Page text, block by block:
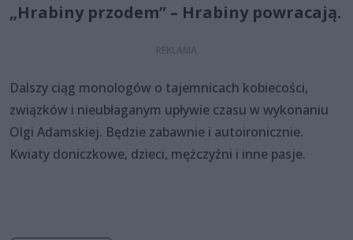
„Hrabiny przodem” – Hrabiny powracają.
Dalszy ciąg monologów o tajemnicach kobiecości,
związków i nieubłaganym upływie czasu w wykonaniu
Olgi Adamskiej. Będzie zabawnie i autoironicznie.
Kwiaty doniczkowe, dzieci, mężczyźni i inne pasje.